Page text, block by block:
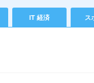
IT 経済 ス